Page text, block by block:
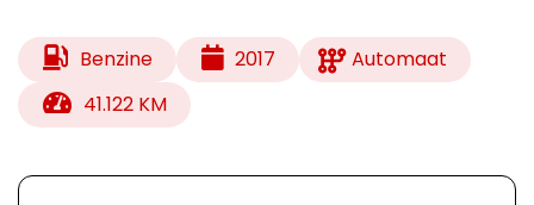
Benzine 2017
Automaat
41.122 KM